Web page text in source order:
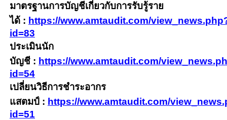
มาตรฐานการบัญชีเกี่ยวกับการรับรู้ราย
ได้ : https://www.amtaudit.com/
id=83
ประเมินนัก
บัญชี : https://www.amtaudit.com/
id=54
เปลี่ยนวิธีการชำระอากร
แสตมป์ : https://www.amtaudit.com/
id=51